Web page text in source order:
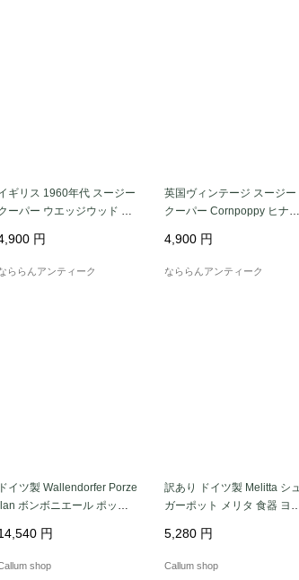
小さな彩りを添えてくれる 「時を重ねたシュガ
ギリス 1960年代 スージー
ーパー ウエッジウッド ア
COOPER WEDGWO
円
ららんアンティーク
英国ヴィンテージ スージー
クーパー Cornpoppy ヒナゲ
ッジウッド[EY8600]
4,900 円
なららんアンティーク
イツ製 Wallendorfer Porze
ボンボニエール ポット
器 ヴィンテージ アンティ
円
shop
訳あり ドイツ製 Melitta シュ
ガーポット メリタ 食器 ヨー
ィーク_it4532
5,280 円
Callum shop